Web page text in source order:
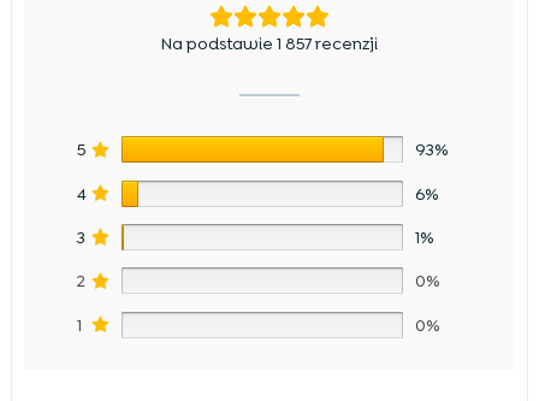
Na podstawie 1 857 recenzji
5 93%
4 6%
3 1%
2 0%
1 0%